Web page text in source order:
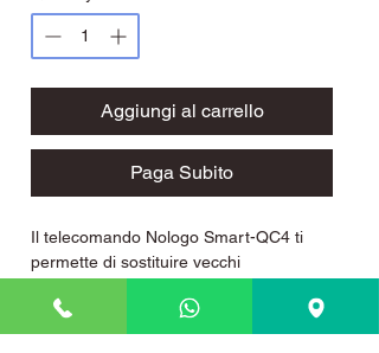
Aggiungi al carrello
Paga Subito
Il telecomando Nologo Smart-QC4 ti
permette di sostituire vecchi
a frequenza quarzata.
La duplicazione è semplice e veloce e